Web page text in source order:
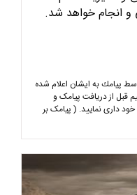
و انجام خواهد شد.
پيامك به ايشان اعلام شده
قبل از دریافت پیامک و
داری نمایید. ( پیامک بر